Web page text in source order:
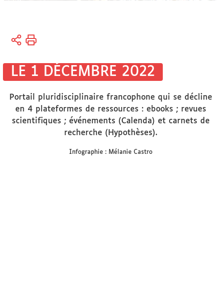
Vous
Accueil
Lettres
Sciences
Langage -
LE 1 DÉCEMBRE 2022
Portail pluridisciplinaire francophone qui se décline
en 4 plateformes de ressources : ebooks ; revues
scientifiques ; événements (Calenda) et carnets de
recherche (Hypothèses).
Infographie : Mélanie Castro